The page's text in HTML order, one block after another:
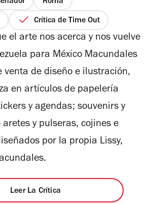
Crítica de Time Out
el arte nos acerca y nos vuelve
para México Macundales
venta de diseño e ilustración,
en artículos de papelería
y agendas; souvenirs y
aretes y pulseras, cojines e
por la propia Lissy,
Leer La Crítica